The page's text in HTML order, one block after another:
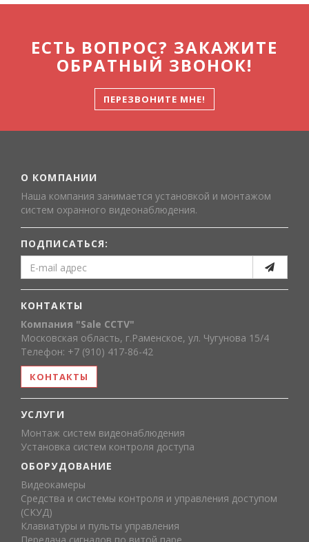
ЕСТЬ ВОПРОС? ЗАКАЖИТЕ
ОБРАТНЫЙ ЗВОНОК!
ПЕРЕЗВОНИТЕ МНЕ!
О КОМПАНИИ
Наша компания занимается установкой и монтажом
систем охранного видеонаблюдения.
ПОДПИСАТЬСЯ:
КОНТАКТЫ
Компания "Sale CCTV"
Московская область, г.Раменское, ул. Чугунова 15/4
Телефон: +7 (910) 417-86-42
КОНТАКТЫ
УСЛУГИ
Монтаж систем видеонаблюдения
Установка систем контроля доступа
ОБОРУДОВАНИЕ
Видеокамеры
Средства и системы контроля и управления доступом
(СКУД)
Клавиатуры и пульты управления